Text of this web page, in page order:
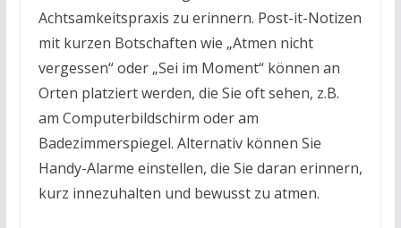
Achtsamkeitspraxis zu erinnern. Post-it-Notizen
mit kurzen Botschaften wie „Atmen nicht
vergessen“ oder „Sei im Moment“ können an
Orten platziert werden, die Sie oft sehen, z.B.
am Computerbildschirm oder am
Badezimmerspiegel. Alternativ können Sie
Handy-Alarme einstellen, die Sie daran erinnern,
kurz innezuhalten und bewusst zu atmen.